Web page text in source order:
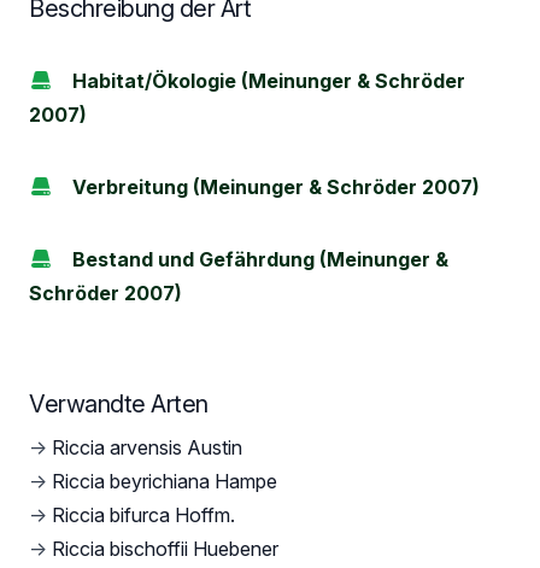
Beschreibung der Art
Habitat/Ökologie (Meinunger & Schröder
2007)
Verbreitung (Meinunger & Schröder 2007)
Bestand und Gefährdung (Meinunger &
Schröder 2007)
Verwandte Arten
→ Riccia arvensis Austin
→ Riccia beyrichiana Hampe
→ Riccia bifurca Hoffm.
→ Riccia bischoffii Huebener